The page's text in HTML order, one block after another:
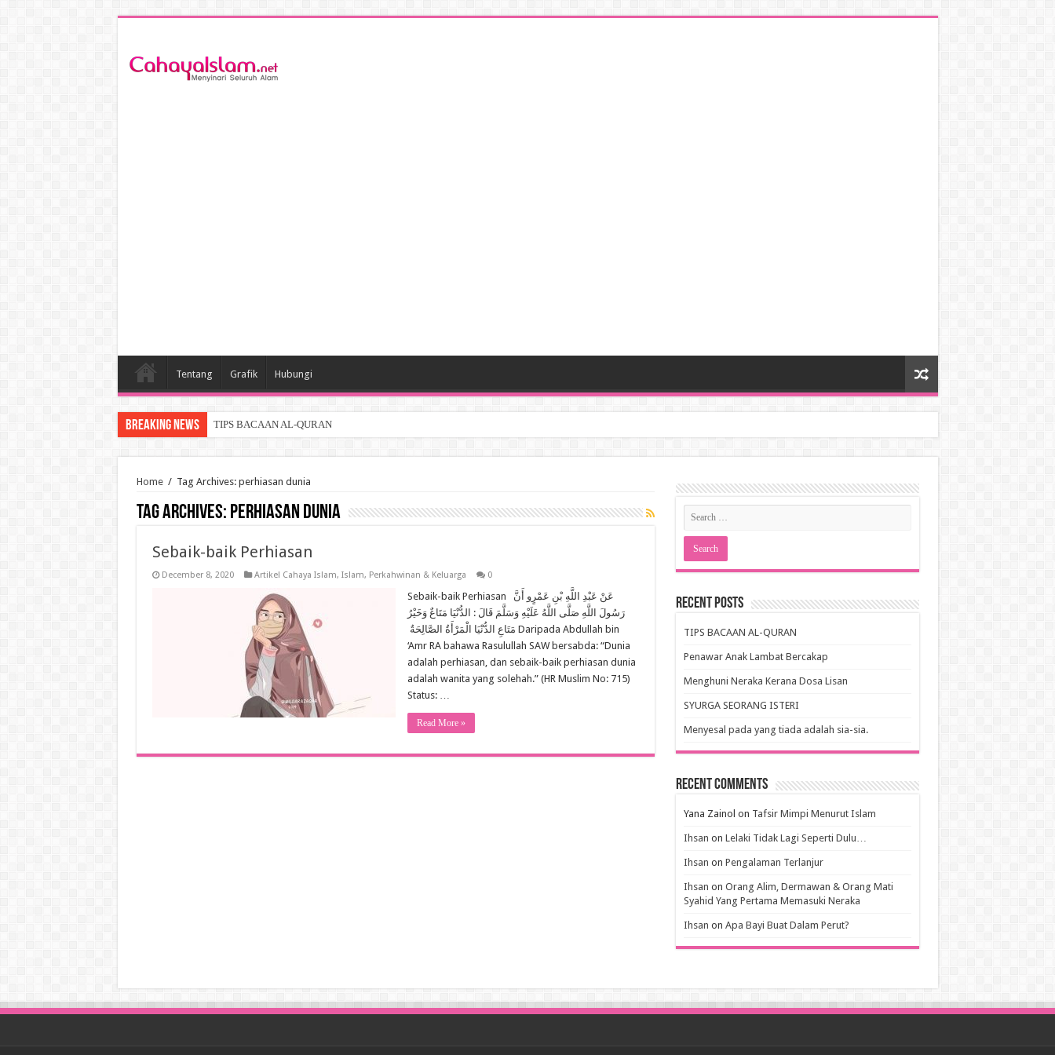
Tentang Grafik Hubungi
Breaking News TIPS BACAAN AL-QURAN
Home / Tag Archives: perhiasan dunia
Tag Archives: perhiasan dunia
Sebaik-baik Perhiasan
December 8, 2020 Artikel Cahaya Islam, Islam, Perkahwinan & Keluarga 0
Sebaik-baik Perhiasan عَنْ عَبْدِ اللَّهِ بْنِ عَمْرٍو أَنَّ
رَسُولَ اللَّهِ صَلَّى اللَّهُ عَلَيْهِ وَسَلَّمَ قَالَ : الدُّنْيَا مَتَاعٌ وَخَيْرُ
مَتَاعِ الدُّنْيَا الْمَرْأَةُ الصَّالِحَةُ ‏ Daripada Abdullah bin
‘Amr RA bahawa Rasulullah SAW bersabda: “Dunia
adalah perhiasan, dan sebaik-baik perhiasan dunia
adalah wanita yang solehah.”‏ (HR Muslim No: 715)
Status: …
Read More »
Recent Posts
TIPS BACAAN AL-QURAN
Penawar Anak Lambat Bercakap
Menghuni Neraka Kerana Dosa Lisan
SYURGA SEORANG ISTERI
Menyesal pada yang tiada adalah sia-sia.
Recent Comments
Yana Zainol on Tafsir Mimpi Menurut Islam
Ihsan on Lelaki Tidak Lagi Seperti Dulu…
Ihsan on Pengalaman Terlanjur
Ihsan on Orang Alim, Dermawan & Orang Mati
Syahid Yang Pertama Memasuki Neraka
Ihsan on Apa Bayi Buat Dalam Perut?